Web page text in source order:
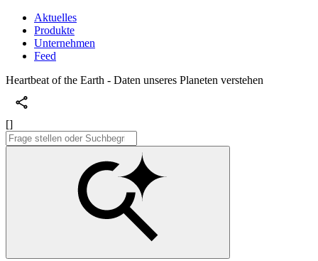
Aktuelles
Produkte
Unternehmen
Feed
Heartbeat of the Earth - Daten unseres Planeten verstehen
[]